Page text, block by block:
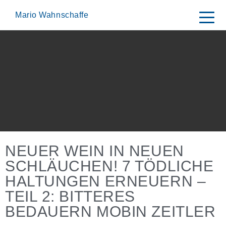
Mario Wahnschaffe
NEUER WEIN IN NEUEN
SCHLÄUCHEN! 7 TÖDLICHE
HALTUNGEN ERNEUERN –
TEIL 2: BITTERES
BEDAUERN MOBIN ZEITLER